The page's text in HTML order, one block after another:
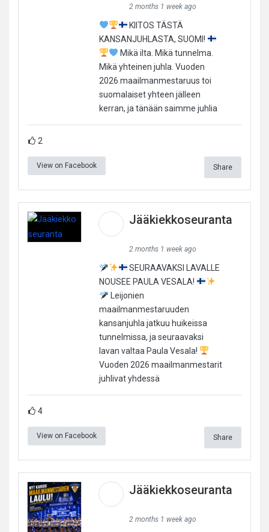
2 months 1 week ago
KIITOS TÄSTÄ
KANSANJUHLASTA, SUOMI!
Mikä ilta. Mikä tunnelma.
Mikä yhteinen juhla. Vuoden
2026 maailmanmestaruus toi
suomalaiset yhteen jälleen
kerran, ja tänään saimme juhlia
2
View on Facebook Share
Jääkiekkoseuranta
2 months 1 week ago
SEURAAVAKSI LAVALLE
NOUSEE PAULA VESALA!
Leijonien
maailmanmestaruuden
kansanjuhla jatkuu huikeissa
tunnelmissa, ja seuraavaksi
lavan valtaa Paula Vesala!
Vuoden 2026 maailmanmestarit
juhlivat yhdessä
4
View on Facebook Share
Jääkiekkoseuranta
2 months 1 week ago